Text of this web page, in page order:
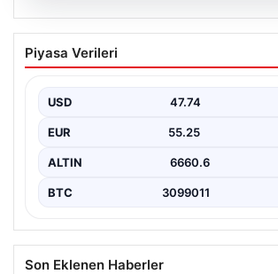
Trabzonlu Teyzenin Mohamed
Yönelik Sıcak Yaklaşımı
Salah, bir reklam filmi çekimi için
Piyasa Verileri
USD 47.74
EUR 55.25
ALTIN 6660.6
BTC 3099011
Son Eklenen Haberler